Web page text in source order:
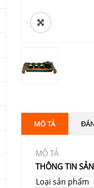
MÔ TẢ
MÔ TẢ
THÔNG TIN
Loại sản phẩm